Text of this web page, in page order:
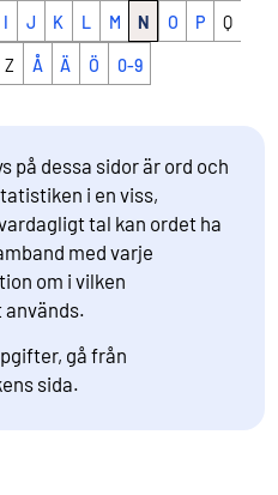
I J K L M N O P Q
Z Å Ä Ö 0-9
på dessa sidor är ord och
i en viss,
tal kan ordet ha
med varje
om i vilken
gå från
sida.